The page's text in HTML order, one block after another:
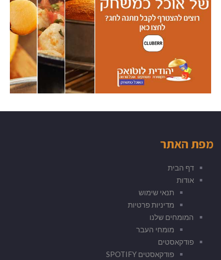
מפת האתר
דף הבית
אודות
תנאי שימוש
מדיניות פרטיות
המומחים שלנו
מומחי העבר
פודקאסטים
פודקאסטים SPOTIFY